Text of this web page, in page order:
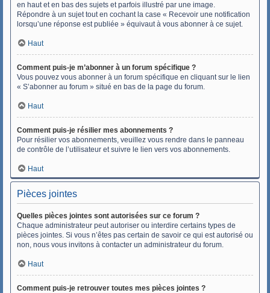
en haut et en bas des sujets et parfois illustré par une image.
Répondre à un sujet tout en cochant la case « Recevoir une notification
lorsqu’une réponse est publiée » équivaut à vous abonner à ce sujet.
Haut
Comment puis-je m’abonner à un forum spécifique ?
Vous pouvez vous abonner à un forum spécifique en cliquant sur le lien
« S’abonner au forum » situé en bas de la page du forum.
Haut
Comment puis-je résilier mes abonnements ?
Pour résilier vos abonnements, veuillez vous rendre dans le panneau
de contrôle de l’utilisateur et suivre le lien vers vos abonnements.
Haut
Pièces jointes
Quelles pièces jointes sont autorisées sur ce forum ?
Chaque administrateur peut autoriser ou interdire certains types de
pièces jointes. Si vous n’êtes pas certain de savoir ce qui est autorisé ou
non, nous vous invitons à contacter un administrateur du forum.
Haut
Comment puis-je retrouver toutes mes pièces jointes ?